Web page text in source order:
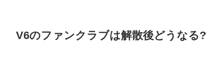
V6のファンクラブは解散後どうなる?